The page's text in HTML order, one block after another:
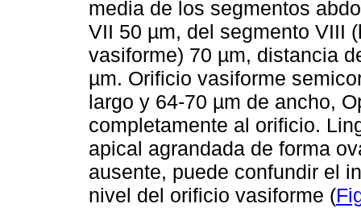
media de los segmentos
VII 50 µm, del segmento VIII
vasiforme) 70 µm, distancia
µm. Orificio vasiforme
largo y 64-70 µm de ancho,
completamente al orificio.
apical agrandada de forma
ausente, puede confundir el
nivel del orificio vasiforme (